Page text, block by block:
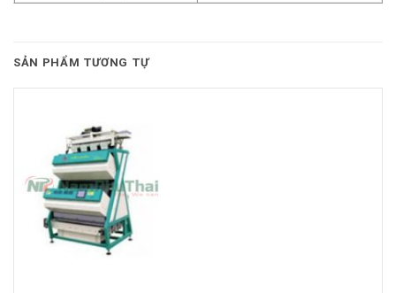
SẢN PHẨM TƯƠNG TỰ